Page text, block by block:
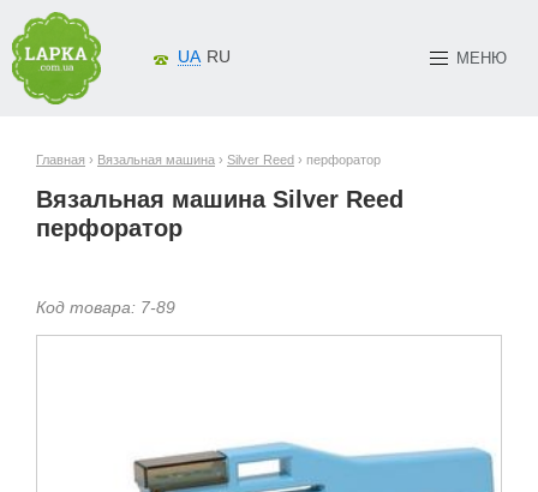
МЕНЮ
UA RU
Главная › Вязальная машина › Silver Reed › перфоратор
Вязальная машина Silver Reed
перфоратор
Код товара: 7-89